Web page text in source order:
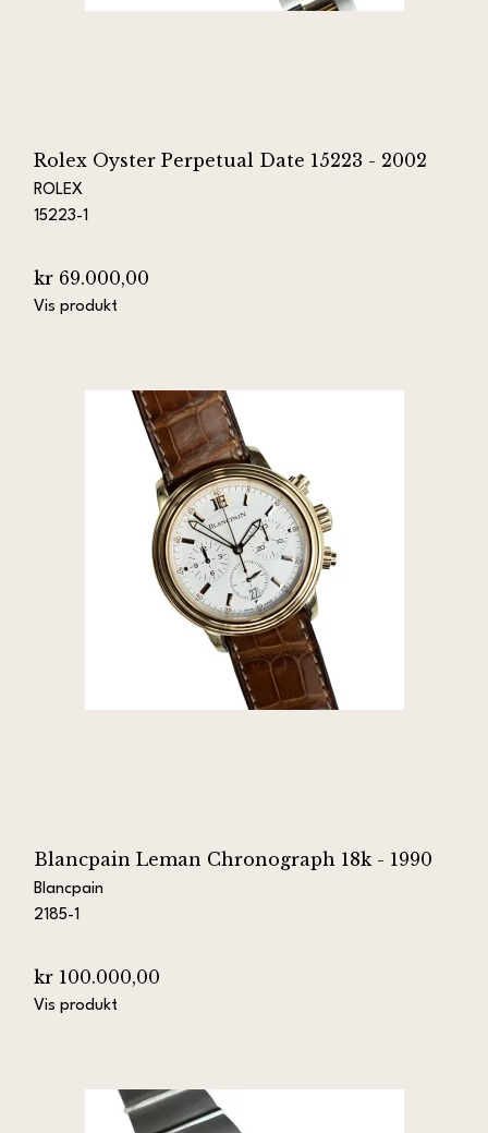
Rolex Oyster Perpetual Date 15223 - 2002
ROLEX
15223-1
kr 69.000,00
Vis produkt
Blancpain Leman Chronograph 18k - 1990
Blancpain
2185-1
kr 100.000,00
Vis produkt